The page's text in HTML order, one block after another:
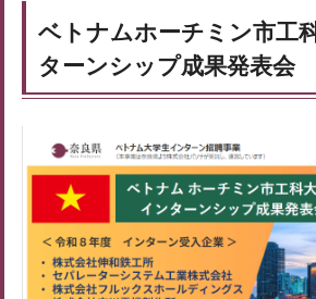
ベトナムホーチミン市工
ターンシップ成果発表会